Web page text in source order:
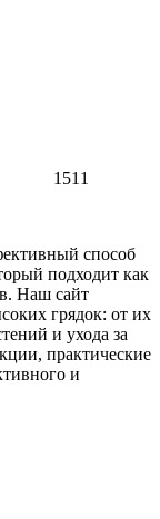
1511
способ
подходит как
Наш сайт
грядок: от их
и ухода за
практические
и